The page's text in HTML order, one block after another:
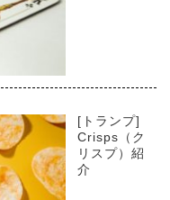
[トランプ]
Crisps（ク
リスプ）紹
介